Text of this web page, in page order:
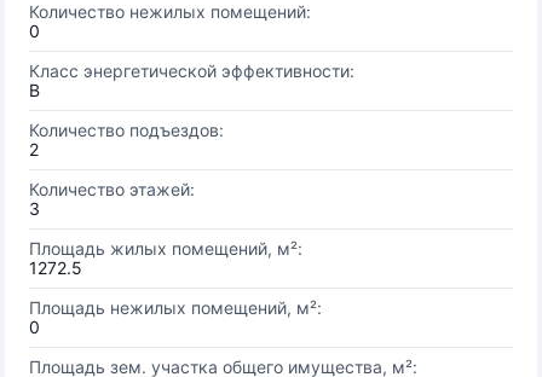
Количество нежилых помещений:
0
Класс энергетической эффективности:
B
Количество подъездов:
2
Количество этажей:
3
Площадь жилых помещений, м²:
1272.5
Площадь нежилых помещений, м²:
0
Площадь зем. участка общего имущества, м²: